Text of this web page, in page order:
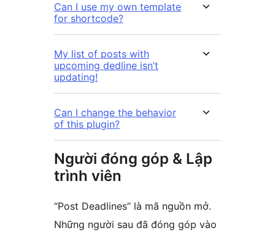
Can I use my own template
for shortcode?
My list of posts with
upcoming dedline isn’t
updating!
Can I change the behavior
of this plugin?
Người đóng góp & Lập
trình viên
“Post Deadlines” là mã nguồn mở.
Những người sau đã đóng góp vào